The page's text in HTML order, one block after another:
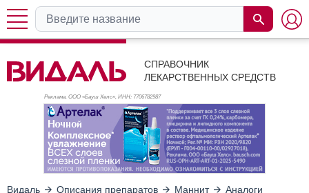
СПРАВОЧНИК
ЛЕКАРСТВЕННЫХ СРЕДСТВ
Реклама. ООО «Бауш Хелс», ИНН: 7706782987
Видаль Описания препаратов Маннит Аналоги